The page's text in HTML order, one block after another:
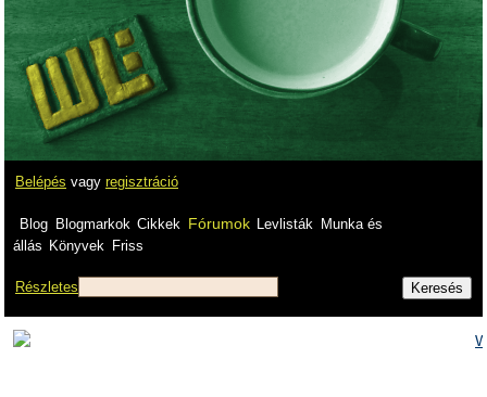
Belépés vagy regisztráció
Blog Blogmarkok Cikkek Fórumok Levlisták
Munka és
állás Könyvek Friss
Részletes